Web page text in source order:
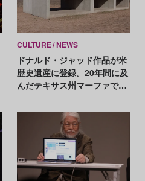
CULTURE NEWS
ドナルド・ジャッド作品が米
歴史遺産に登録。20年間に及
んだテキサス州マーファでの